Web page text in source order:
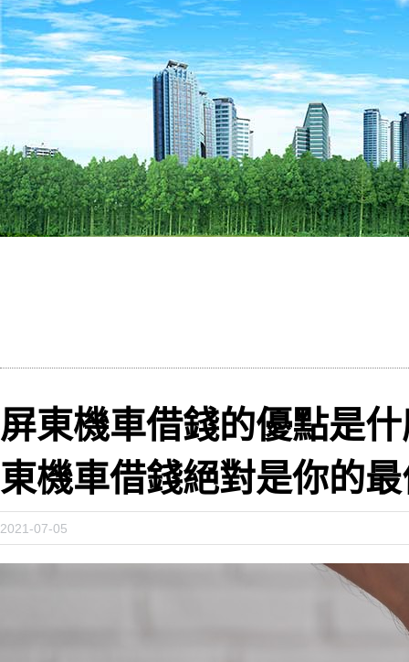
屏東機車借錢的優點是
東機車借錢絕對是你的
2021-07-05